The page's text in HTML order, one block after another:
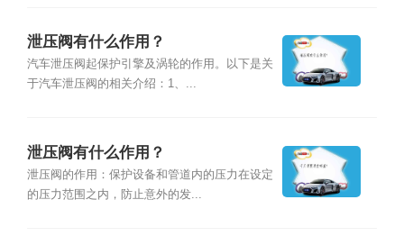
泄压阀有什么作用？
汽车泄压阀起保护引擎及涡轮的作用。以下是关
于汽车泄压阀的相关介绍：1、...
泄压阀有什么作用？
泄压阀的作用：保护设备和管道内的压力在设定
的压力范围之内，防止意外的发...